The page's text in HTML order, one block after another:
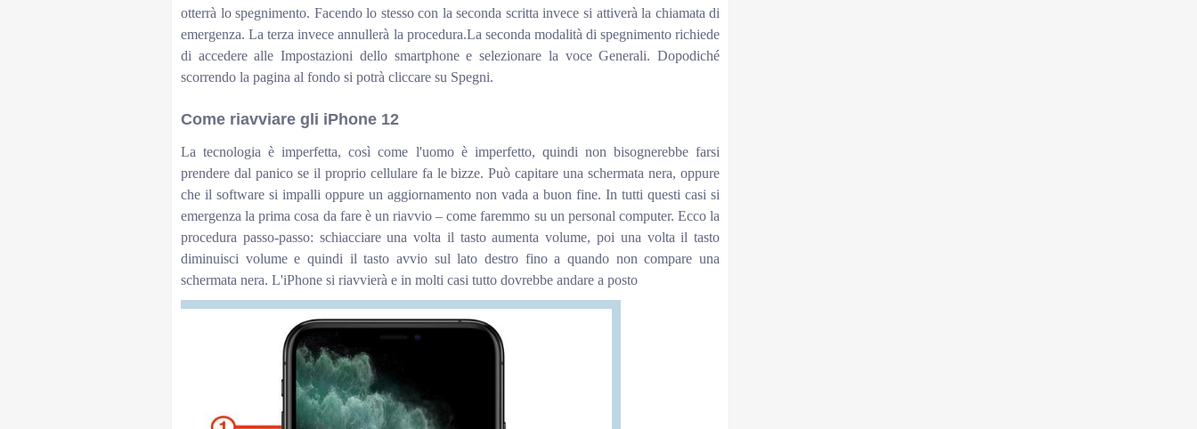
otterrà lo spegnimento. Facendo lo stesso con la seconda scritta invece si attiverà la chiamata di
emergenza. La terza invece annullerà la procedura.La seconda modalità di spegnimento richiede
di accedere alle Impostazioni dello smartphone e selezionare la voce Generali. Dopodiché
scorrendo la pagina al fondo si potrà cliccare su Spegni.
Come riavviare gli iPhone 12
La tecnologia è imperfetta, così come l'uomo è imperfetto, quindi non bisognerebbe farsi
prendere dal panico se il proprio cellulare fa le bizze. Può capitare una schermata nera, oppure
che il software si impalli oppure un aggiornamento non vada a buon fine. In tutti questi casi si
emergenza la prima cosa da fare è un riavvio – come faremmo su un personal computer. Ecco la
procedura passo-passo: schiacciare una volta il tasto aumenta volume, poi una volta il tasto
diminuisci volume e quindi il tasto avvio sul lato destro fino a quando non compare una
schermata nera. L'iPhone si riavvierà e in molti casi tutto dovrebbe andare a posto